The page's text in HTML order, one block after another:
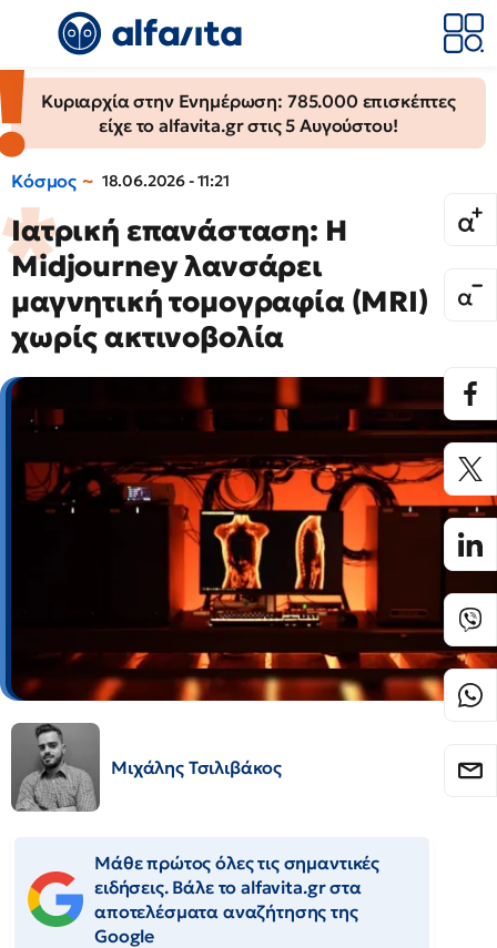
Κυριαρχία στην Ενημέρωση: 785.000 επισκέπτες
είχε το alfavita.gr στις 5 Αυγούστου!
Κόσμος 18.06.2026 - 11:21
Ιατρική επανάσταση: Η
Midjourney λανσάρει
μαγνητική τομογραφία (MRI)
χωρίς ακτινοβολία
Μιχάλης Τσιλιβάκος
Μάθε πρώτος όλες τις σημαντικές
ειδήσεις. Βάλε το alfavita.gr στα
αποτελέσματα αναζήτησης της
Google